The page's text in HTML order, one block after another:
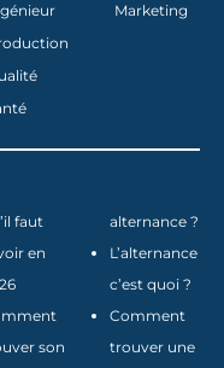
Marketing
faut
en
son
alternance ?
L’alternance
c’est quoi ?
Comment
trouver une